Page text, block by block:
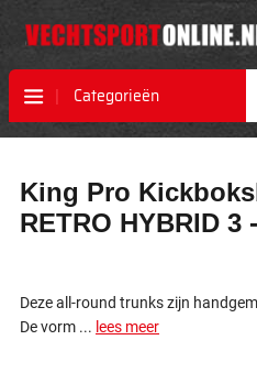
Categorieën
naar
het
einde
afbeeldingen-
gallerij
naar
het
begin
afbeeldingen-
gallerij
King Pro
RETRO HYBRID 3
Deze all-round trunks zijn
De vorm ... lees meer